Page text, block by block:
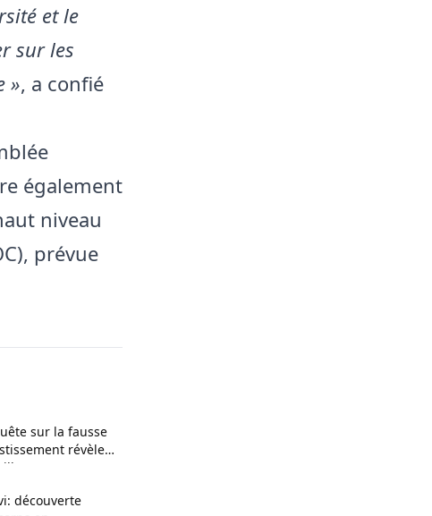
et le
sur les
», a confié
également
niveau
prévue
sur la fausse
révèle
découverte